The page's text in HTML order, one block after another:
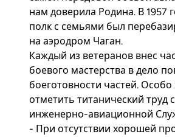
нам доверила Родина. В 1957
полк с семьями был
на аэродром Чаган.
Каждый из ветеранов внес
боевого мастерства в дело
боеготовности частей.
отметить титанический труд
инженерно-авиационной
- При отсутствии хорошей